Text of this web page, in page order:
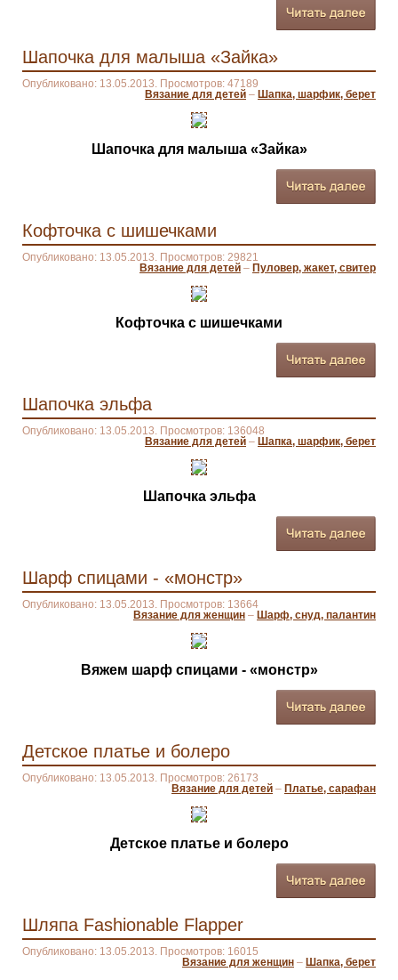
Шапочка для малыша «Зайка»
Опубликовано: 13.05.2013. Просмотров: 47189
Вязание для детей – Шапка, шарфик, берет
Шапочка для малыша «Зайка»
Кофточка с шишечками
Опубликовано: 13.05.2013. Просмотров: 29821
Вязание для детей – Пуловер, жакет, свитер
Кофточка с шишечками
Шапочка эльфа
Опубликовано: 13.05.2013. Просмотров: 136048
Вязание для детей – Шапка, шарфик, берет
Шапочка эльфа
Шарф спицами - «монстр»
Опубликовано: 13.05.2013. Просмотров: 13664
Вязание для женщин – Шарф, снуд, палантин
Вяжем шарф спицами - «монстр»
Детское платье и болеро
Опубликовано: 13.05.2013. Просмотров: 26173
Вязание для детей – Платье, сарафан
Детское платье и болеро
Шляпа Fashionable Flapper
Опубликовано: 13.05.2013. Просмотров: 16015
Вязание для женщин – Шапка, берет